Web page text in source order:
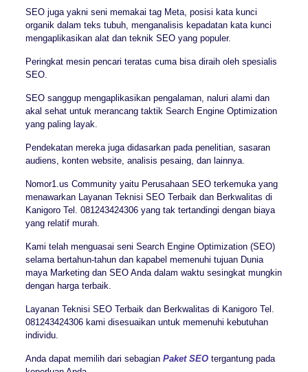
SEO juga yakni seni memakai tag Meta, posisi kata kunci
organik dalam teks tubuh, menganalisis kepadatan kata kunci
mengaplikasikan alat dan teknik SEO yang populer.
Peringkat mesin pencari teratas cuma bisa diraih oleh spesialis
SEO.
SEO sanggup mengaplikasikan pengalaman, naluri alami dan
akal sehat untuk merancang taktik Search Engine Optimization
yang paling layak.
Pendekatan mereka juga didasarkan pada penelitian, sasaran
audiens, konten website, analisis pesaing, dan lainnya.
Nomor1.us Community yaitu Perusahaan SEO terkemuka yang
menawarkan Layanan Teknisi SEO Terbaik dan Berkwalitas di
Kanigoro Tel. 081243424306 yang tak tertandingi dengan biaya
yang relatif murah.
Kami telah menguasai seni Search Engine Optimization (SEO)
selama bertahun-tahun dan kapabel memenuhi tujuan Dunia
maya Marketing dan SEO Anda dalam waktu sesingkat mungkin
dengan harga terbaik.
Layanan Teknisi SEO Terbaik dan Berkwalitas di Kanigoro Tel.
081243424306 kami disesuaikan untuk memenuhi kebutuhan
individu.
Anda dapat memilih dari sebagian Paket SEOtergantung pada